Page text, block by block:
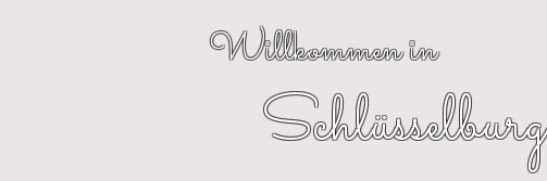
Willkommen in
Schlüsselburg